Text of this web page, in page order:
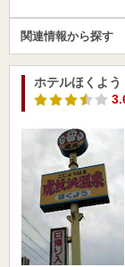
関連情報から探す
ホテルほくよう